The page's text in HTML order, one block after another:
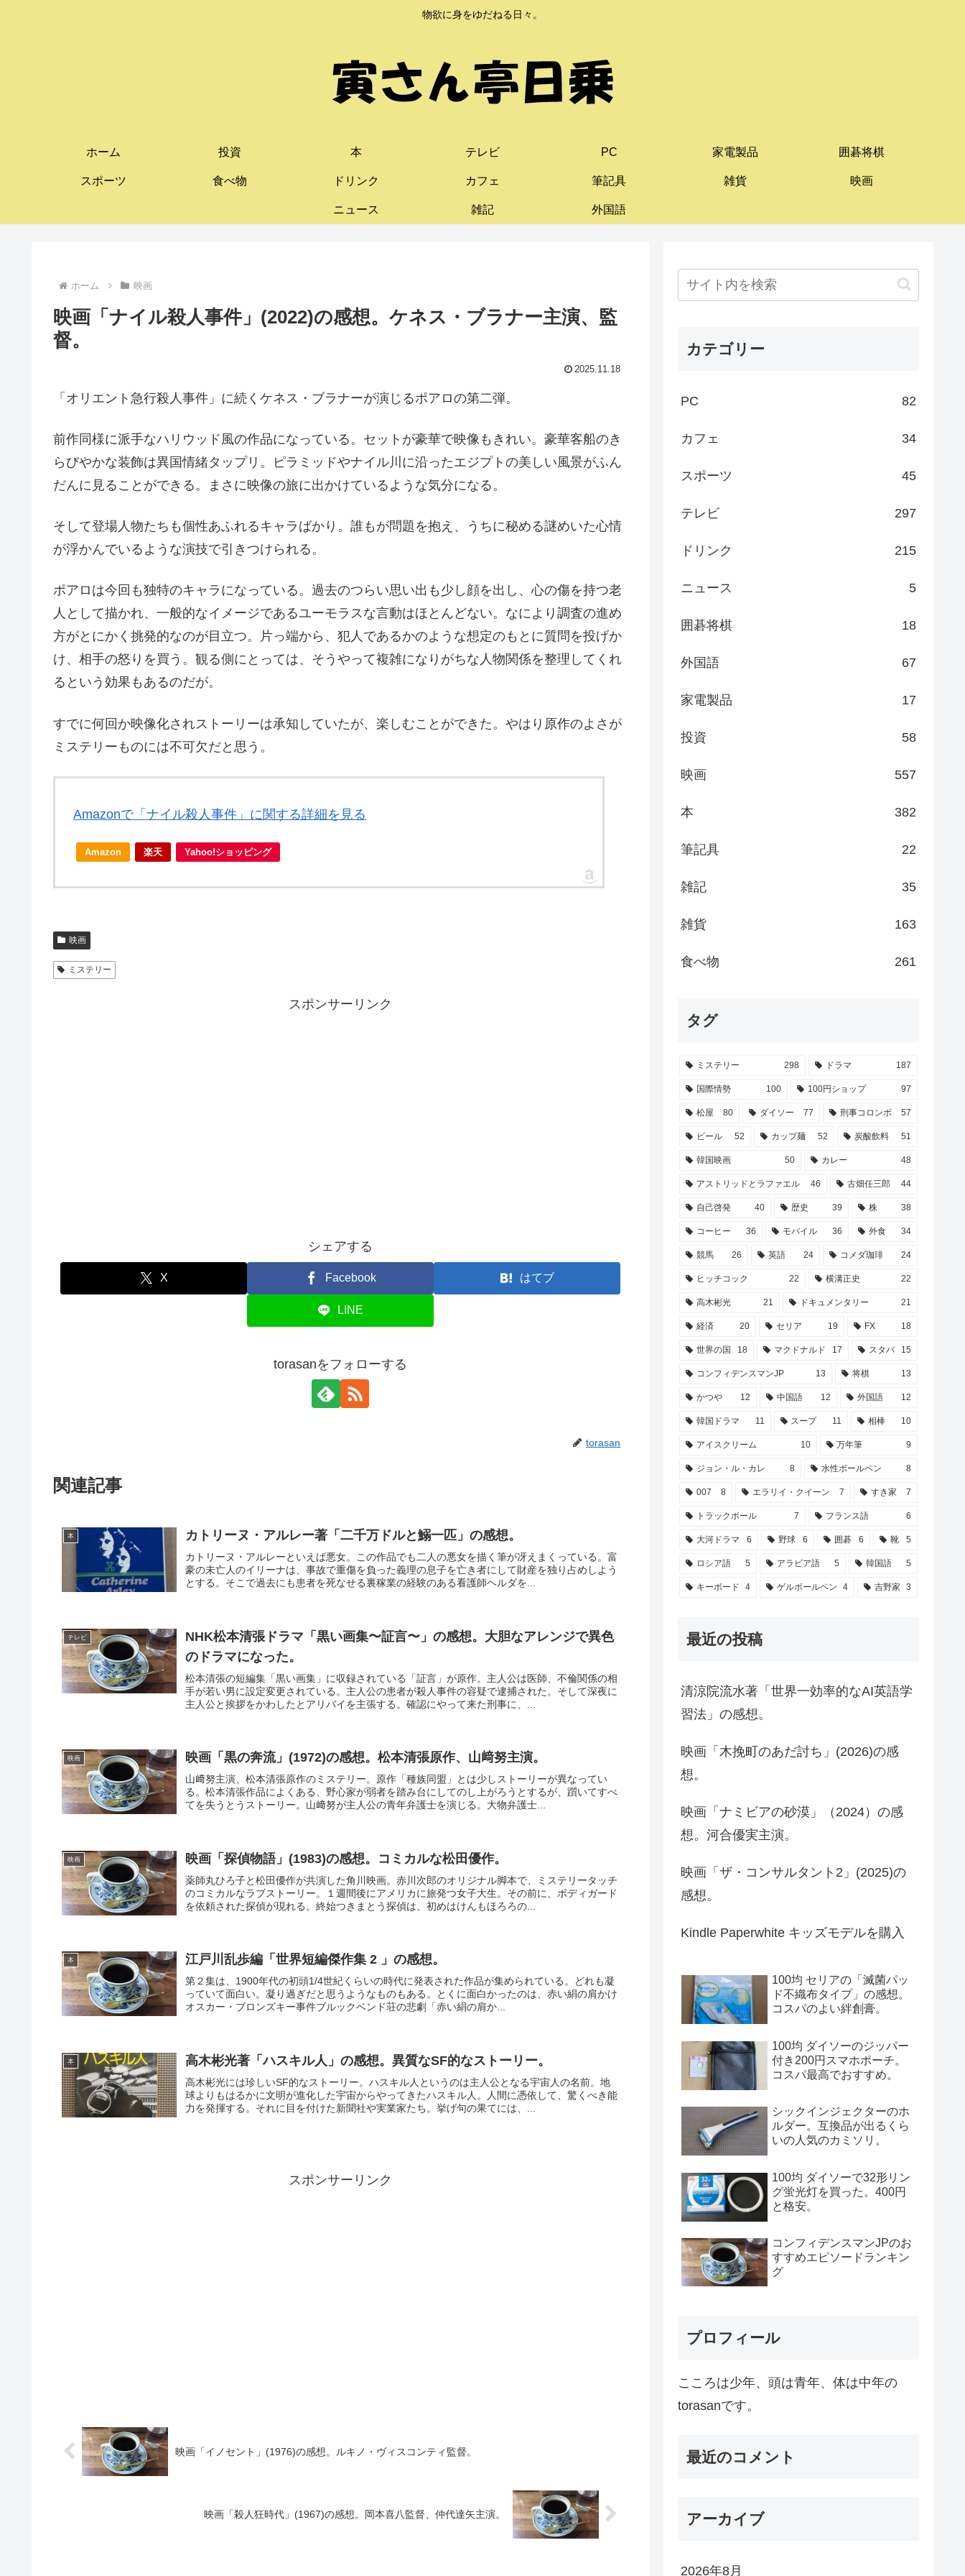
物欲に身をゆだねる日々。
ホーム 投資 本 テレビ PC 家電製品 囲碁将棋
スポーツ 食べ物 ドリンク カフェ 筆記具 雑貨 映画
ニュース 雑記 外国語
ホーム 映画
映画「ナイル殺人事件」(2022)の感想。ケネス・ブラナー主演、監
督。
2025.11.18
「オリエント急行殺人事件」に続くケネス・ブラナーが演じるポアロの第二弾。
前作同様に派手なハリウッド風の作品になっている。セットが豪華で映像もきれい。豪華客船のき
らびやかな装飾は異国情緒タップリ。ピラミッドやナイル川に沿ったエジプトの美しい風景がふん
だんに見ることができる。まさに映像の旅に出かけているような気分になる。
そして登場人物たちも個性あふれるキャラばかり。誰もが問題を抱え、うちに秘める謎めいた心情
が浮かんでいるような演技で引きつけられる。
ポアロは今回も独特のキャラになっている。過去のつらい思い出も少し顔を出し、心の傷を持つ老
人として描かれ、一般的なイメージであるユーモラスな言動はほとんどない。なにより調査の進め
方がとにかく挑発的なのが目立つ。片っ端から、犯人であるかのような想定のもとに質問を投げか
け、相手の怒りを買う。観る側にとっては、そうやって複雑になりがちな人物関係を整理してくれ
るという効果もあるのだが。
すでに何回か映像化されストーリーは承知していたが、楽しむことができた。やはり原作のよさが
ミステリーものには不可欠だと思う。
Amazonで「ナイル殺人事件」に関する詳細を見る
Amazon 楽天 Yahoo!ショッピング
映画
ミステリー
スポンサーリンク
シェアする
X Facebook はてブ
LINE
torasanをフォローする
torasan
関連記事
本 カトリーヌ・アルレー著「二千万ドルと鰯一匹」の感想。
カトリーヌ・アルレーといえば悪女。この作品でも二人の悪女を描く筆が冴えまくっている。富
豪の未亡人のイリーナは、事故で重傷を負った義理の息子を亡き者にして財産を独り占めしよう
とする。そこで過去にも患者を死なせる裏稼業の経験のある看護師ヘルダを...
テレビ
NHK松本清張ドラマ「黒い画集〜証言〜」の感想。大胆なアレンジで異色
のドラマになった。
松本清張の短編集「黒い画集」に収録されている「証言」が原作。主人公は医師、不倫関係の相
手が若い男に設定変更されている。主人公の患者が殺人事件の容疑で逮捕された。そして深夜に
主人公と挨拶をかわしたとアリバイを主張する。確認にやって来た刑事に、...
映画 映画「黒の奔流」(1972)の感想。松本清張原作、山﨑努主演。
山﨑努主演、松本清張原作のミステリー。原作「種族同盟」とは少しストーリーが異なってい
る。松本清張作品によくある、野心家が弱者を踏み台にしてのし上がろうとするが、躓いてすべ
てを失うとうストーリー。山﨑努が主人公の青年弁護士を演じる。大物弁護士...
映画 映画「探偵物語」(1983)の感想。コミカルな松田優作。
薬師丸ひろ子と松田優作が共演した角川映画。赤川次郎のオリジナル脚本で、ミステリータッチ
のコミカルなラブストーリー。１週間後にアメリカに旅発つ女子大生。その前に、ボディガード
を依頼された探偵が現れる。終始つきまとう探偵は、初めはけんもほろろの...
本 江戸川乱歩編「世界短編傑作集 2 」の感想。
第２集は、1900年代の初頭1/4世紀くらいの時代に発表された作品が集められている。どれも凝
っていて面白い。凝り過ぎだと思うようなものもある。とくに面白かったのは、赤い絹の肩かけ
オスカー・ブロンズキー事件ブルックベンド荘の悲劇「赤い絹の肩か...
本 高木彬光著「ハスキル人」の感想。異質なSF的なストーリー。
高木彬光には珍しいSF的なストーリー。ハスキル人というのは主人公となる宇宙人の名前。地
球よりもはるかに文明が進化した宇宙からやってきたハスキル人。人間に憑依して、驚くべき能
力を発揮する。それに目を付けた新聞社や実業家たち。挙げ句の果てには、...
スポンサーリンク
映画「イノセント」(1976)の感想。ルキノ・ヴィスコンティ監督。
映画「殺人狂時代」(1967)の感想。岡本喜八監督、仲代達矢主演。
カテゴリー
PC 82
カフェ 34
スポーツ 45
テレビ 297
ドリンク 215
ニュース 5
囲碁将棋 18
外国語 67
家電製品 17
投資 58
映画 557
本 382
筆記具 22
雑記 35
雑貨 163
食べ物 261
タグ
ミステリー 298 ドラマ 187
国際情勢 100 100円ショップ 97
松屋 80 ダイソー 77 刑事コロンボ 57
ビール 52 カップ麺 52 炭酸飲料 51
韓国映画 50 カレー 48
アストリッドとラファエル 46 古畑任三郎 44
自己啓発 40 歴史 39 株 38
コーヒー 36 モバイル 36 外食 34
競馬 26 英語 24 コメダ珈琲 24
ヒッチコック 22 横溝正史 22
高木彬光 21 ドキュメンタリー 21
経済 20 セリア 19 FX 18
世界の国 18 マクドナルド 17 スタバ 15
コンフィデンスマンJP 13 将棋 13
かつや 12 中国語 12 外国語 12
韓国ドラマ 11 スープ 11 相棒 10
アイスクリーム 10 万年筆 9
ジョン・ル・カレ 8 水性ボールペン 8
007 8 エラリイ・クイーン 7 すき家 7
トラックボール 7 フランス語 6
大河ドラマ 6 野球 6 囲碁 6 靴 5
ロシア語 5 アラビア語 5 韓国語 5
キーボード 4 ゲルボールペン 4 吉野家 3
最近の投稿
清涼院流水著「世界一効率的なAI英語学
習法」の感想。
映画「木挽町のあだ討ち」(2026)の感
想。
映画「ナミビアの砂漠」（2024）の感
想。河合優実主演。
映画「ザ・コンサルタント2」(2025)の
感想。
Kindle Paperwhite キッズモデルを購入
100均 セリアの「滅菌パッ
ド不織布タイプ」の感想。
コスパのよい絆創膏。
100均 ダイソーのジッパー
付き200円スマホポーチ。
コスパ最高でおすすめ。
シックインジェクターのホ
ルダー。互換品が出るくら
いの人気のカミソリ。
100均 ダイソーで32形リン
グ蛍光灯を買った。400円
と格安。
コンフィデンスマンJPのお
すすめエピソードランキン
グ
プロフィール
こころは少年、頭は青年、体は中年の
torasanです。
最近のコメント
アーカイブ
2026年8月